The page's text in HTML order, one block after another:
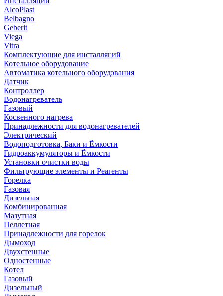
AlcoPlast
Belbagno
Geberit
Viega
Vitra
Комплектующие для инсталляций
Котельное оборудование
Автоматика котельного оборудования
Датчик
Контроллер
Водонагреватель
Газовый
Косвенного нагрева
Принадлежности для водонагревателей
Электрический
Водоподготовка, Баки и Ёмкости
Гидроаккумуляторы и Ёмкости
Установки очистки воды
Фильтрующие элементы и Реагенты
Горелка
Газовая
Дизельная
Комбинированная
Мазутная
Пеллетная
Принадлежности для горелок
Дымоход
Двухстенные
Одностенные
Котел
Газовый
Дизельный